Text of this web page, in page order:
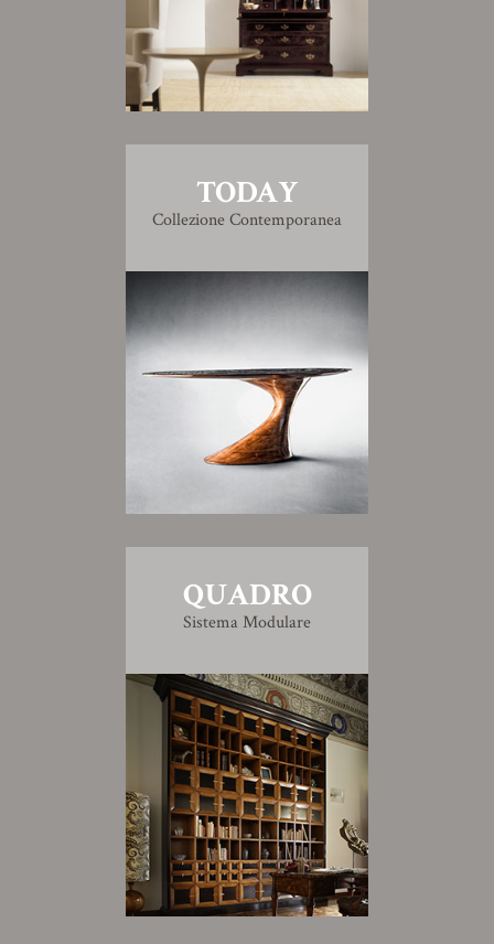
TODAY
Collezione Contemporanea
QUADRO
Sistema Modulare